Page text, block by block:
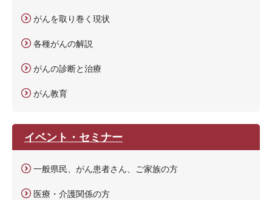
がんを取り巻く現状
各種がんの解説
がんの診断と治療
がん教育
イベント・セミナー
一般県民、がん患者さん、ご家族の方
医療・介護関係の方